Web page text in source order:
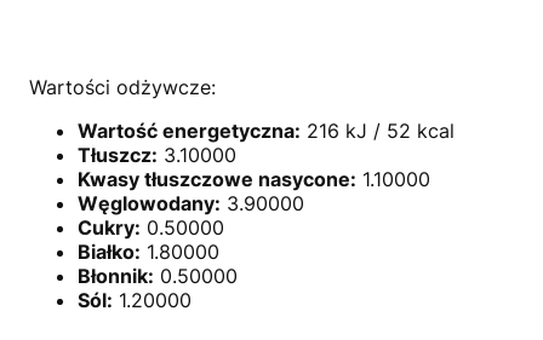
Wartości odżywcze:
Wartość energetyczna: 216 kJ / 52 kcal
Tłuszcz: 3.10000
Kwasy tłuszczowe nasycone: 1.10000
Węglowodany: 3.90000
Cukry: 0.50000
Białko: 1.80000
Błonnik: 0.50000
Sól: 1.20000